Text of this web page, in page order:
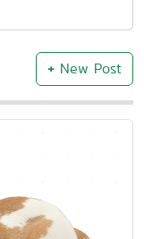
+New Post